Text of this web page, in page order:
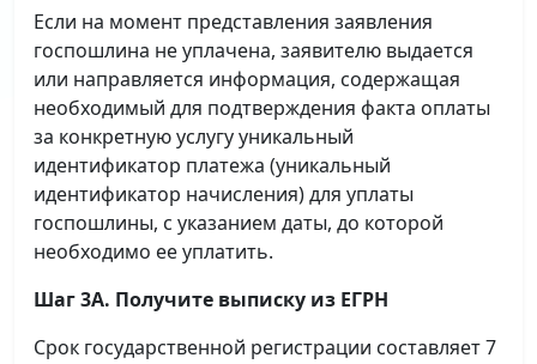
Если на момент представления заявления
госпошлина не уплачена, заявителю выдается
или направляется информация, содержащая
необходимый для подтверждения факта оплаты
за конкретную услугу уникальный
идентификатор платежа (уникальный
идентификатор начисления) для уплаты
госпошлины, с указанием даты, до которой
необходимо ее уплатить.
Шаг 3А. Получите выписку из ЕГРН
Срок государственной регистрации составляет 7